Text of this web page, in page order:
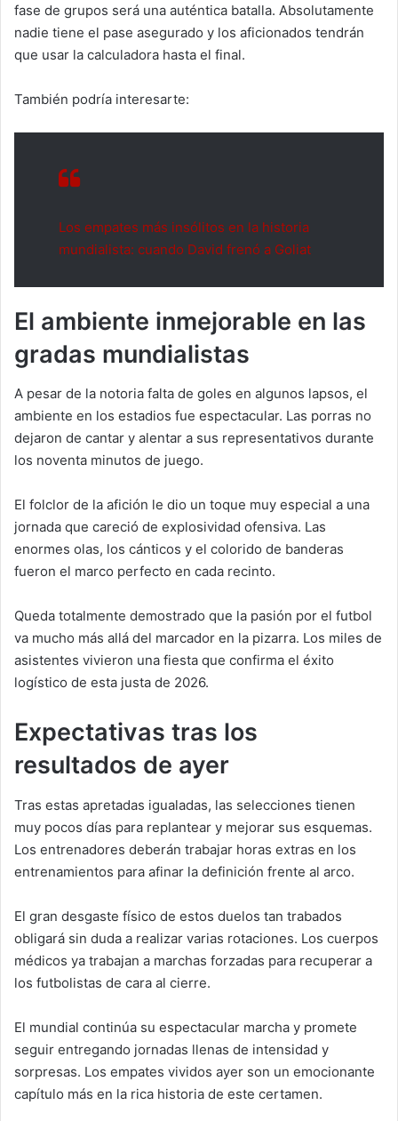
fase de grupos será una auténtica batalla. Absolutamente
nadie tiene el pase asegurado y los aficionados tendrán
que usar la calculadora hasta el final.
También podría interesarte:
Los empates más insólitos en la historia
mundialista: cuando David frenó a Goliat
El ambiente inmejorable en las
gradas mundialistas
A pesar de la notoria falta de goles en algunos lapsos, el
ambiente en los estadios fue espectacular. Las porras no
dejaron de cantar y alentar a sus representativos durante
los noventa minutos de juego.
El folclor de la afición le dio un toque muy especial a una
jornada que careció de explosividad ofensiva. Las
enormes olas, los cánticos y el colorido de banderas
fueron el marco perfecto en cada recinto.
Queda totalmente demostrado que la pasión por el futbol
va mucho más allá del marcador en la pizarra. Los miles de
asistentes vivieron una fiesta que confirma el éxito
logístico de esta justa de 2026.
Expectativas tras los
resultados de ayer
Tras estas apretadas igualadas, las selecciones tienen
muy pocos días para replantear y mejorar sus esquemas.
Los entrenadores deberán trabajar horas extras en los
entrenamientos para afinar la definición frente al arco.
El gran desgaste físico de estos duelos tan trabados
obligará sin duda a realizar varias rotaciones. Los cuerpos
médicos ya trabajan a marchas forzadas para recuperar a
los futbolistas de cara al cierre.
El mundial continúa su espectacular marcha y promete
seguir entregando jornadas llenas de intensidad y
sorpresas. Los empates vividos ayer son un emocionante
capítulo más en la rica historia de este certamen.